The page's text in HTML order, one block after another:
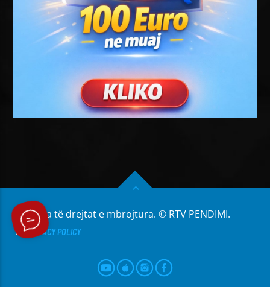
Të gjitha të drejtat e mbrojtura. © RTV PENDIMI.
PRIVACY POLICY